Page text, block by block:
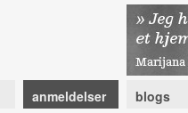
anmeldelser blogs